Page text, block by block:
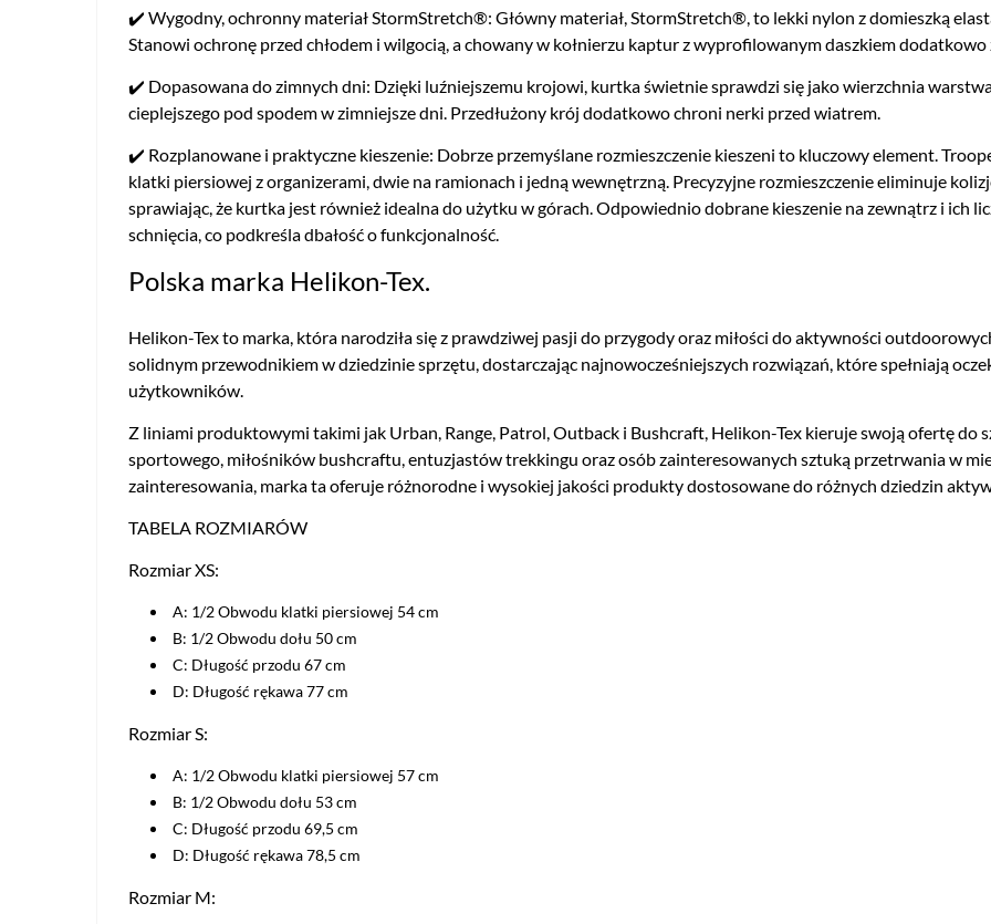
✔️ Wygodny, ochronny materiał StormStretch®: Główny materiał, StormStretch®, to lekki nylon z domieszką
Stanowi ochronę przed chłodem i wilgocią, a chowany w kołnierzu kaptur z wyprofilowanym daszkiem
✔️ Dopasowana do zimnych dni: Dzięki luźniejszemu krojowi, kurtka świetnie sprawdzi się jako wierzchnia
cieplejszego pod spodem w zimniejsze dni. Przedłużony krój dodatkowo chroni nerki przed wiatrem.
✔️ Rozplanowane i praktyczne kieszenie: Dobrze przemyślane rozmieszczenie kieszeni to kluczowy element.
klatki piersiowej z organizerami, dwie na ramionach i jedną wewnętrzną. Precyzyjne rozmieszczenie eliminuje
sprawiając, że kurtka jest również idealna do użytku w górach. Odpowiednio dobrane kieszenie na zewnątrz i ich
schnięcia, co podkreśla dbałość o funkcjonalność.
Polska marka Helikon-Tex.
Helikon-Tex to marka, która narodziła się z prawdziwej pasji do przygody oraz miłości do aktywności
solidnym przewodnikiem w dziedzinie sprzętu, dostarczając najnowocześniejszych rozwiązań, które spełniają
użytkowników.
Z liniami produktowymi takimi jak Urban, Range, Patrol, Outback i Bushcraft, Helikon-Tex kieruje swoją ofertę do
sportowego, miłośników bushcraftu, entuzjastów trekkingu oraz osób zainteresowanych sztuką przetrwania w
zainteresowania, marka ta oferuje różnorodne i wysokiej jakości produkty dostosowane do różnych dziedzin
TABELA ROZMIARÓW
Rozmiar XS:
A: 1/2 Obwodu klatki piersiowej 54 cm
B: 1/2 Obwodu dołu 50 cm
C: Długość przodu 67 cm
D: Długość rękawa 77 cm
Rozmiar S:
A: 1/2 Obwodu klatki piersiowej 57 cm
B: 1/2 Obwodu dołu 53 cm
C: Długość przodu 69,5 cm
D: Długość rękawa 78,5 cm
Rozmiar M: